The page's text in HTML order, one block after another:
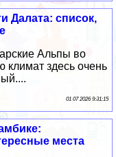
Далата: список,
Альпы во
климат здесь очень
01 07 2026 9:31:15
места